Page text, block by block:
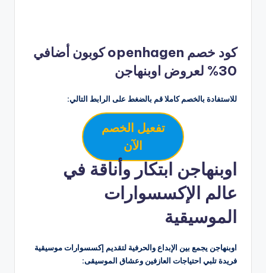
كود خصم openhagen كوبون أضافي
30% لعروض اوبنهاجن
للاستفادة بالخصم كاملا قم بالضغط على الرابط التالي:
تفعيل الخصم
الآن
اوبنهاجن ابتكار وأناقة في
عالم الإكسسوارات
الموسيقية
اوبنهاجن يجمع بين الإبداع والحرفية لتقديم إكسسوارات موسيقية
فريدة تلبي احتياجات العازفين وعشاق الموسيقى: